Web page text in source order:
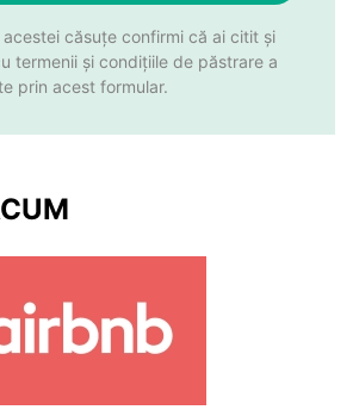
acestei căsuțe confirmi că ai citit și
termenii și condițiile de păstrare a
prin acest formular.